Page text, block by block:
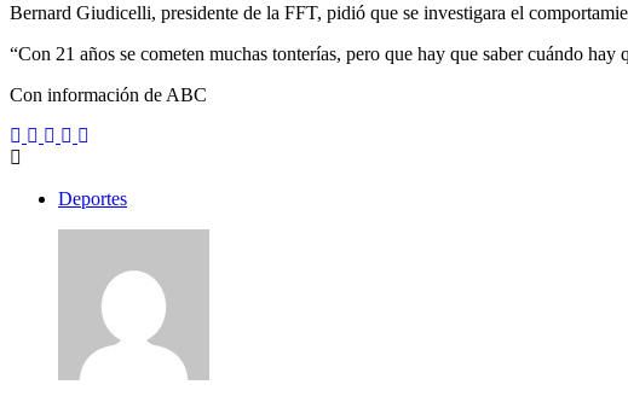
Bernard Giudicelli, presidente de la FFT, pidió que se investigara el
“Con 21 años se cometen muchas tonterías, pero que hay que saber cuándo
Con información de ABC
Deportes